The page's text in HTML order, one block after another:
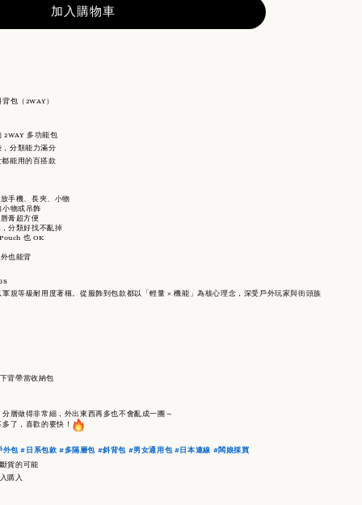
加入購物車
包（2WAY）
2WAY 多功能包
分類能力滿分
能用的百搭款
手機、長夾、小物
物或吊飾
膏超方便
分類好找不亂掉
也 OK
也能背
規等級耐用度著稱。從服飾到包款都以「輕量 × 機能」為核心理念，深受戶外玩家與街頭族
背帶當收納包
層做得非常細，外出東西再多也不會亂成一團～
了，喜歡的要快！
外包 #日系包款 #多隔層包 #斜背包 #男女通用包 #日本連線 #闆娘採買
貨的可能
購入